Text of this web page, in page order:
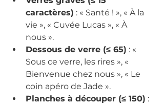
caractères) : « Santé ! », « À la
vie », « Cuvée Lucas », « À
nous ».
Dessous de verre (≤ 65) : «
Sous ce verre, les rires », «
Bienvenue chez nous », « Le
coin apéro de Jade ».
Planches à découper (≤ 150) :